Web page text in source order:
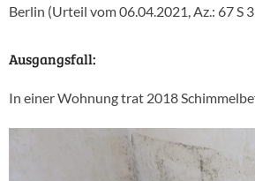
Berlin (Urteil vom06.04.2021, Az.: 67 S
Ausgangsfall:
In einer Wohnung trat 2018